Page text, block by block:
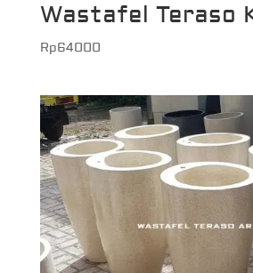
Wastafel Teraso
Rp64000